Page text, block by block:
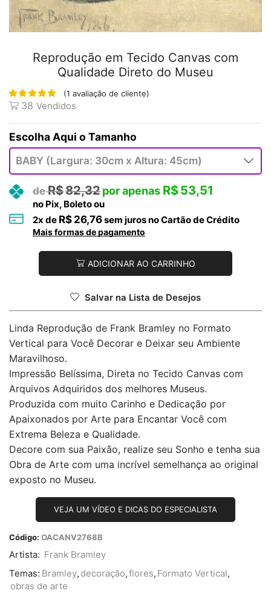
Reprodução em Tecido Canvas com
Qualidade Direto do Museu
(1 avaliação de cliente)
38 Vendidos
Tamanho
R$82,32 R$53,51
no Pix, Boleto ou
2x de R$ 26,76sem juros no Cartão de Crédito
Mais formas de pagamento
ADICIONAR AO CARRINHO
Salvar na Lista de Desejos
Linda Reprodução de Frank Bramley no Formato
Vertical para Você Decorar e Deixar seu Ambiente
Maravilhoso.
Impressão Belíssima, Direta no Tecido Canvas com
Arquivos Adquiridos dos melhores Museus.
Produzida com muito Carinho e Dedicação por
Apaixonados por Arte para Encantar Você com
Extrema Beleza e Qualidade.
Decore com sua Paixão, realize seu Sonho e tenha sua
Obra de Arte com uma incrível semelhança ao original
exposto no Museu.
VEJA UM VÍDEO E DICAS DO ESPECIALISTA
Código: OACANV2768B
Artista: Frank Bramley
Temas: Bramley, decoração,flores, Formato Vertical,
obras de arte